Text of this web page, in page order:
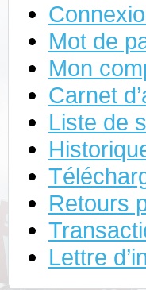
Mot de
Mon
Carnet
Liste de
Retours
Lettre